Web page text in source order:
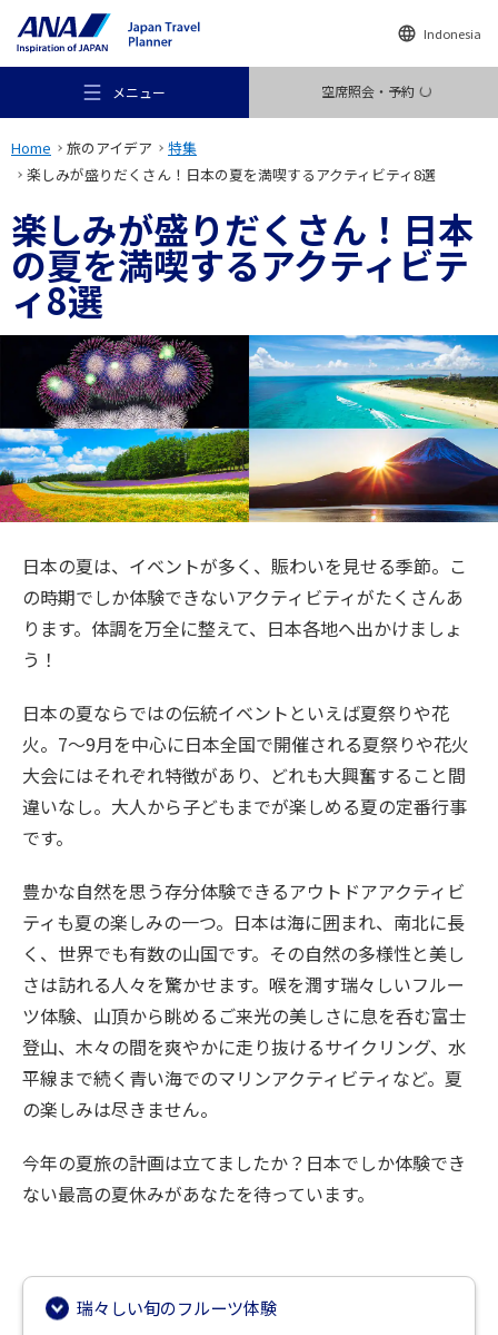
Indonesia
メニュー 空席照会・予約
おすすめの旅
旅のアイデア
行き先
旅のお役立ち情報
ANA サービス
Home 旅のアイデア
特集
楽しみが盛りだくさん！日本の夏を満喫するアクティビティ8選
楽しみが盛りだくさん！日本
の夏を満喫するアクティビテ
ィ8選
日本の夏は、イベントが多く、賑わいを見せる季節。こ
の時期でしか体験できないアクティビティがたくさんあ
ります。体調を万全に整えて、日本各地へ出かけましょ
う！
日本の夏ならではの伝統イベントといえば夏祭りや花
火。7～9月を中心に日本全国で開催される夏祭りや花火
大会にはそれぞれ特徴があり、どれも大興奮すること間
違いなし。大人から子どもまでが楽しめる夏の定番行事
です。
豊かな自然を思う存分体験できるアウトドアアクティビ
ティも夏の楽しみの一つ。日本は海に囲まれ、南北に長
く、世界でも有数の山国です。その自然の多様性と美し
さは訪れる人々を驚かせます。喉を潤す瑞々しいフルー
ツ体験、山頂から眺めるご来光の美しさに息を呑む富士
登山、木々の間を爽やかに走り抜けるサイクリング、水
平線まで続く青い海でのマリンアクティビティなど。夏
の楽しみは尽きません。
今年の夏旅の計画は立てましたか？日本でしか体験でき
ない最高の夏休みがあなたを待っています。
瑞々しい旬のフルーツ体験